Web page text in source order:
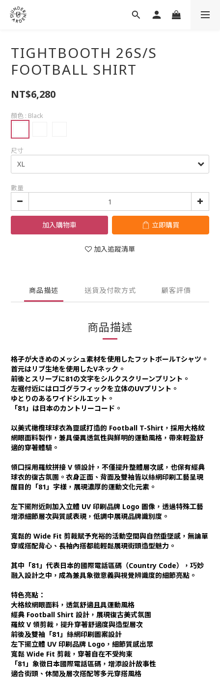
TIGHTBOOTH 26S/S
FOOTBALL SHIRT
NT$6,280
顏色 : Black
尺寸
數量
加入購物車 立即購買
加入追蹤清單
商品描述 送貨及付款方式 顧客評價
商品描述
格子が大きめのメッシュ素材を使用したフットボールTシャツ。
首元はリブ生地を使用したVネック。
前後とスリーブに81の文字をシルクスクリーンプリント。
左裾付近にはロゴグラフィックを立体のUVプリント。
ゆとりのあるワイドシルエット。
「81」は日本のカントリーコード。
以美式橄欖球球衣為靈感打造的 Football T-Shirt，採用大格紋
網眼面料製作，兼具優異透氣性與鮮明的運動風格，帶來輕盈舒
適的穿著體驗。
領口採用羅紋拼接 V 領設計，不僅提升整體層次感，也保有經典
球衣的復古氛圍。衣身正面、背面及雙袖皆以絲網印刷工藝呈現
醒目的「81」字樣，展現濃厚的運動文化元素。
左下擺附近則加入立體 UV 印刷品牌 Logo 圖像，透過特殊工藝
增添細節層次與質感表現，低調中展現品牌識別度。
寬鬆的 Wide Fit 剪裁賦予充裕的活動空間與自然垂墜感，無論單
穿或搭配背心、長袖內搭都能輕鬆展現街頭造型魅力。
其中「81」代表日本的國際電話區碼（Country Code），巧妙
融入設計之中，成為兼具象徵意義與視覺辨識度的細節亮點。
特色亮點：
大格紋網眼面料，透氣舒適且具運動風格
經典 Football Shirt 設計，展現復古美式氛圍
羅紋 V 領剪裁，提升穿著舒適度與造型層次
前後及雙袖「81」絲網印刷圖案設計
左下擺立體 UV 印刷品牌 Logo，細節質感出眾
寬鬆 Wide Fit 剪裁，穿著自在不受拘束
「81」象徵日本國際電話區碼，增添設計故事性
適合街頭、休閒及層次搭配等多元穿搭風格